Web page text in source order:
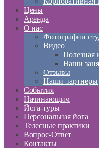
Цены
Аренда
О нас
Фотографии
Видео
Полезная
Наши
Отзывы
Наши партнеры
События
Начинающим
Йога-туры
Персональная йога
Телесные практики
Вопрос-Ответ
Контакты